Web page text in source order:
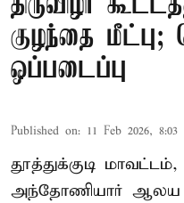
குழந்தை மீட்பு;
ஒப்படைப்பு
Published on: 11 Feb 2026, 8:03
தூத்துக்குடி மாவட்டம்,
அந்தோணியார் ஆலய